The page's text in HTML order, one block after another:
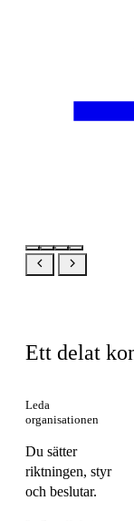
Ett delat
Leda
organisationen
Du sätter
riktningen, styr
och beslutar.